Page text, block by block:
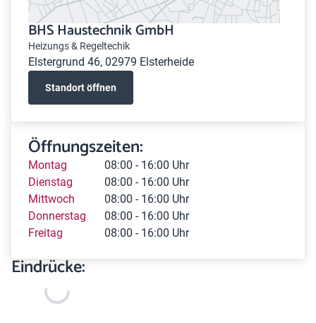
BHS Haustechnik GmbH
Heizungs & Regeltechik
Elstergrund 46, 02979 Elsterheide
Standort öffnen
Öffnungszeiten:
Montag
08:00 - 16:00 Uhr
Dienstag
08:00 - 16:00 Uhr
Mittwoch
08:00 - 16:00 Uhr
Donnerstag
08:00 - 16:00 Uhr
Freitag
08:00 - 16:00 Uhr
Eindrücke: